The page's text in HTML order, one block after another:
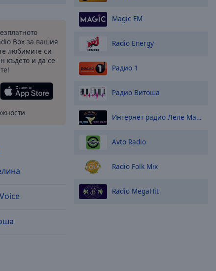
Box за вашия
любимите си
където и да се
Magic FM
Radio Energy
Радио 1
Радио Витоша
Интернет радио Леле Мале
Avto Radio
Radio Folk Mix
Radio MegaHit